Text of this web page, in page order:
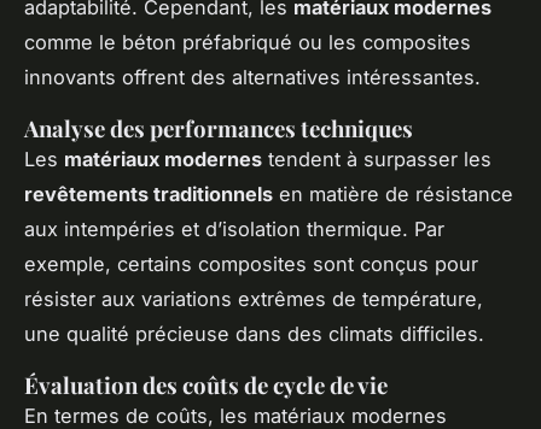
adaptabilité. Cependant, les matériaux modernes
comme le béton préfabriqué ou les composites
innovants offrent des alternatives intéressantes.
Analyse des performances techniques
Les matériaux modernes tendent à surpasser les
revêtements traditionnels en matière de résistance
aux intempéries et d’isolation thermique. Par
exemple, certains composites sont conçus pour
résister aux variations extrêmes de température,
une qualité précieuse dans des climats difficiles.
Évaluation des coûts de cycle de vie
En termes de coûts, les matériaux modernes